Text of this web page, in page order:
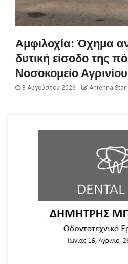
Αμφιλοχία: Όχημα
δυτική είσοδο της
Νοσοκομείο
8 Αυγούστου 2026 Antenna-Star